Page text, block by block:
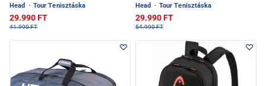
Head · Tour Tenisztáska
29.990 FT
41.990 FT
Head · Tour Tenisztáska
29.990 FT
54.990 FT